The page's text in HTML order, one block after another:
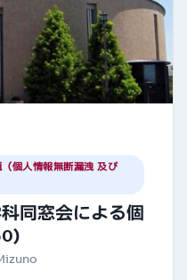
個人情報無断漏洩 及び
同窓会による個